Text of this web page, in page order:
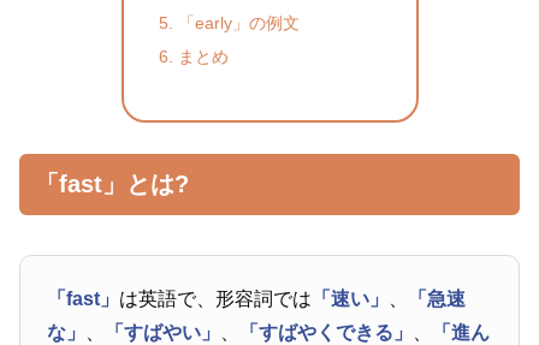
「early」の例文
まとめ
「fast」とは?
「fast」 は英語で、形容詞では 「速い」
「急速
な」
「すばやい」 「すばやくできる」
「進ん